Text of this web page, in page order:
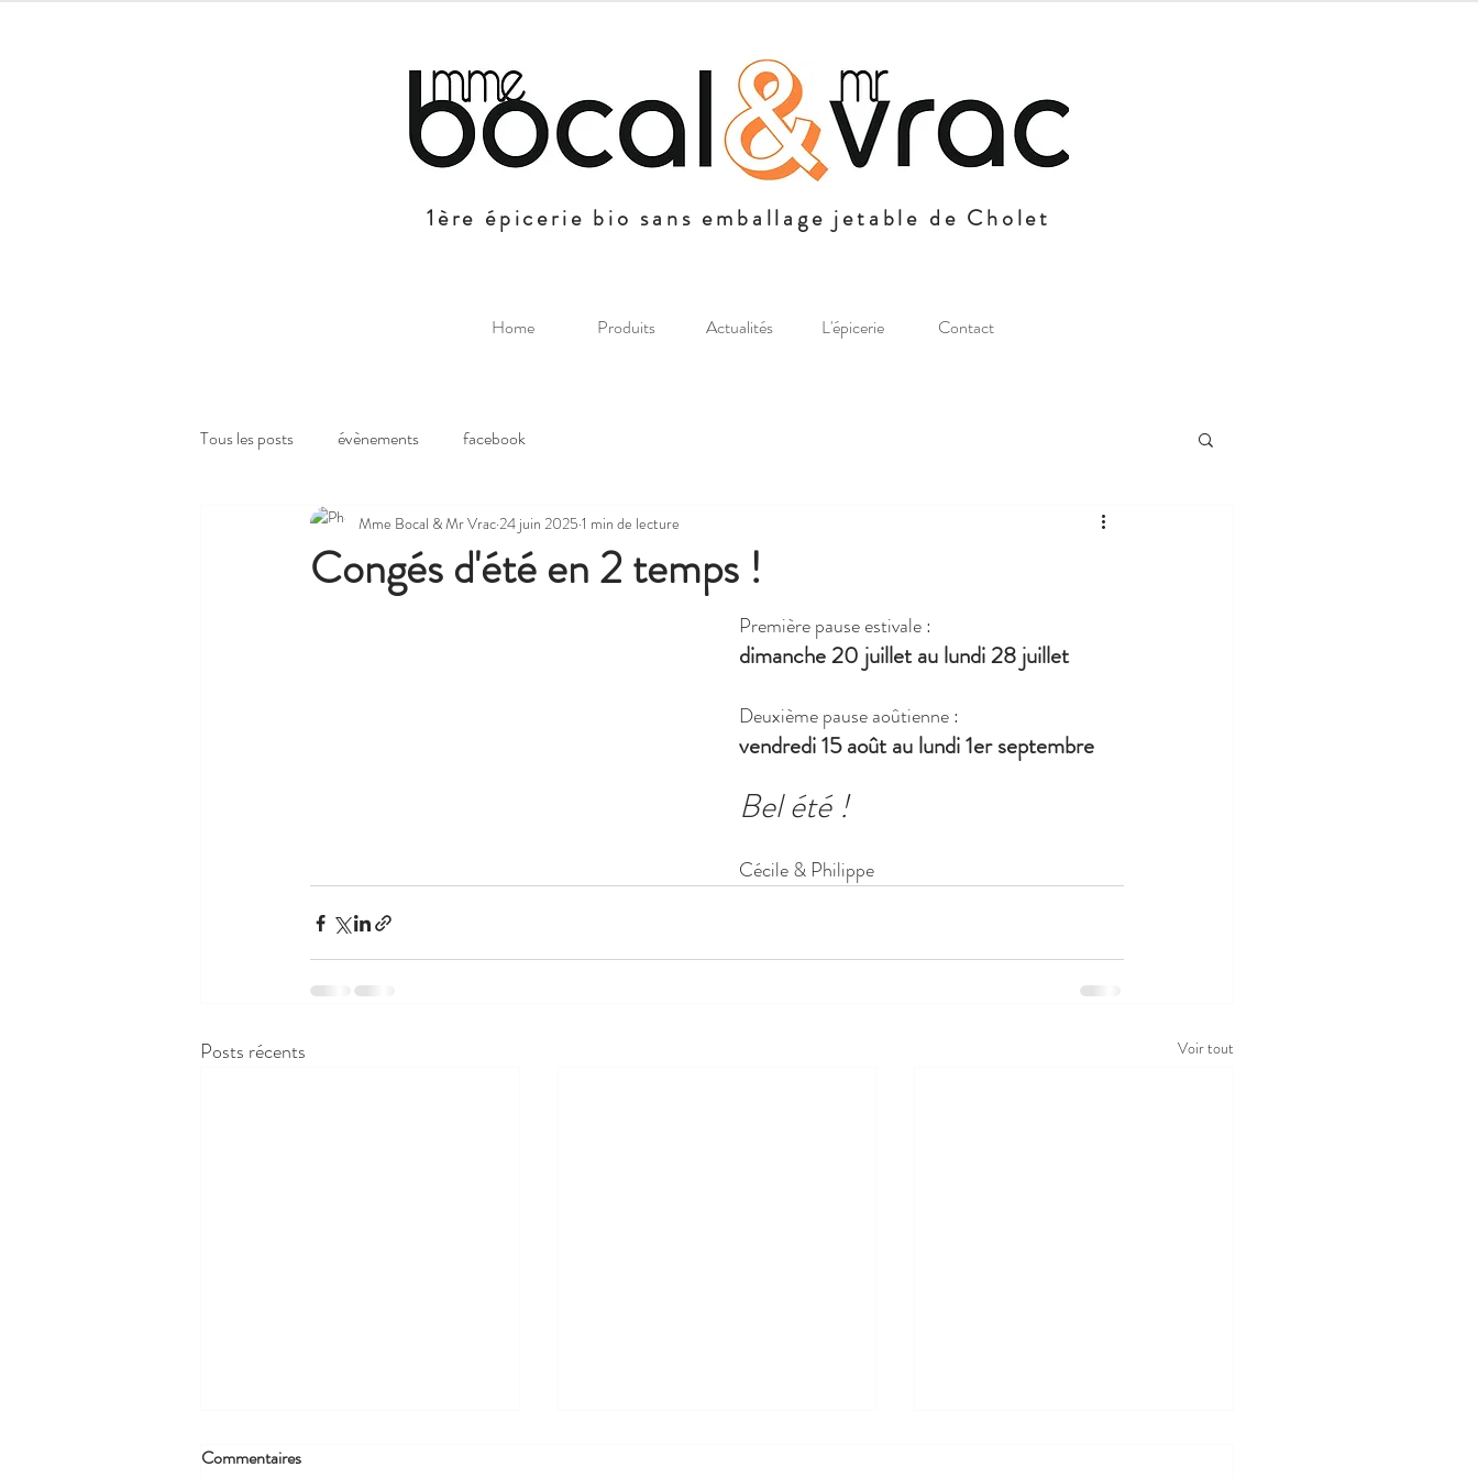
1ère épicerie bio sans emballage jetable de Cholet
Home Produits Actualités L'épicerie Contact
Tous les posts évènements facebook
Congés d'été en 2 temps !
Mme Bocal & Mr Vrac 24 juin 2025 1 min de lecture
Première pause estivale :
dimanche 20 juillet au lundi 28 juillet
Deuxième pause aoûtienne :
vendredi 15 août au lundi 1er septembre
Bel été !
Cécile & Philippe
Posts récents Voir tout
Commentaires